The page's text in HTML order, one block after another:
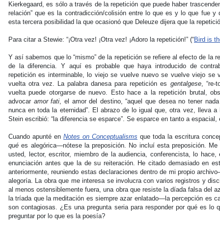
Kierkegaard, es sólo a través de la repetición que puede haber
relación” que es la contradicción/colisión entre lo que es y lo que fue
esta tercera posibilidad la que ocasionó que Deleuze dijera que la
Para citar a Stewie: “¡Otra vez! ¡Otra vez! ¡Adoro la repetición!” (“Bird is
Y así sabemos que lo “mismo” de la repetición se refiere al efecto de la
de la diferencia. Y aquí es probable que haya introducido de
repetición es interminable, lo viejo se vuelve nuevo se vuelve viejo se
vuelta otra vez. La palabra danesa para repetición es gentalgese, “re-
vuelta puede otorgarse de nuevo. Esto hace a la repetición brutal,
advocar amor fati, el amor del destino, “aquel que desea no tener
nunca en toda la eternidad”. El abrazo de lo igual que, otra vez, lleva
Stein escribió: “la diferencia se esparce”. Se esparce en tanto a
Cuando apunté en Notes on Conceptualisms que toda la escritura
qué es alegórica—nótese la preposición. No incluí esta preposición.
usted, lector, escritor, miembro de la audiencia, conferencista, lo
enunciación antes que la de su reiteración. He citado demasiado en
anteriormente, reuniendo estas declaraciones dentro de mi propio
alegoría. La obra que me interesa se involucra con varios registros y
al menos ostensiblemente fuera, una obra que resiste la díada falsa del
la tríada que la meditación es siempre azar enlatado—la percepción es
son contagiosas. ¿Es una pregunta seria para responder por qué es lo
preguntar por lo que es la poesía?